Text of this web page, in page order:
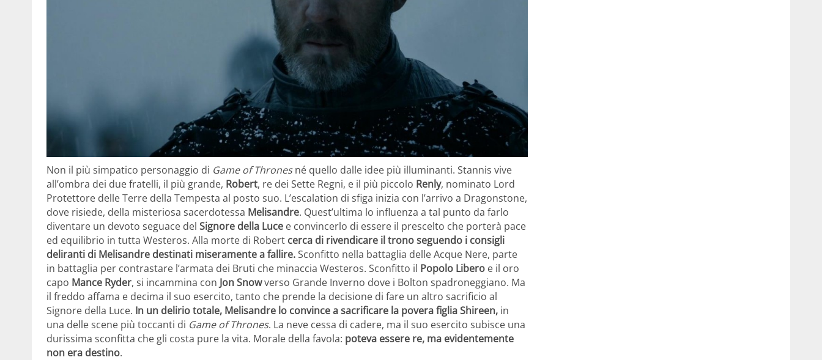
Non il più simpatico personaggio di Game of Thronesné quello dalle idee più illuminanti. Stannis vive
all’ombra dei due fratelli, il più grande, Robert, re dei Sette Regni, e il più piccolo Renly, nominato Lord
Protettore delle Terre della Tempesta al posto suo. L’escalation di sfiga inizia con l’arrivo a Dragonstone,
dove risiede, della misteriosa sacerdotessa Melisandre. Quest’ultima lo influenza a tal punto da farlo
diventare un devoto seguace del Signore della Luce e convincerlo di essere il prescelto che porterà pace
ed equilibrio in tutta Westeros. Alla morte di Robert cerca di rivendicare il trono seguendo i consigli
deliranti di Melisandre destinati miseramente a fallire.Sconfitto nella battaglia delle Acque Nere, parte
in battaglia per contrastare l’armata dei Bruti che minaccia Westeros. Sconfitto il Popolo Libero e il oro
capo Mance Ryder, si incammina con Jon Snowverso Grande Inverno dove i Bolton spadroneggiano. Ma
il freddo affama e decima il suo esercito, tanto che prende la decisione di fare un altro sacrificio al
Signore della Luce. In un delirio totale, Melisandre lo convince a sacrificare la povera figlia Shireen, in
una delle scene più toccanti di Game of Thrones. La neve cessa di cadere, ma il suo esercito subisce una
durissima sconfitta che gli costa pure la vita. Morale della favola: poteva essere re, ma evidentemente
non era destino.